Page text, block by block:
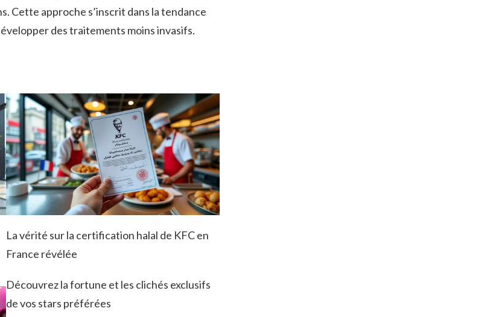
Cette approche s’inscrit dans la tendance
des traitements moins invasifs.
La vérité sur la certification halal de KFC en
France révélée
Découvrez la fortune et les clichés exclusifs
de vos stars préférées